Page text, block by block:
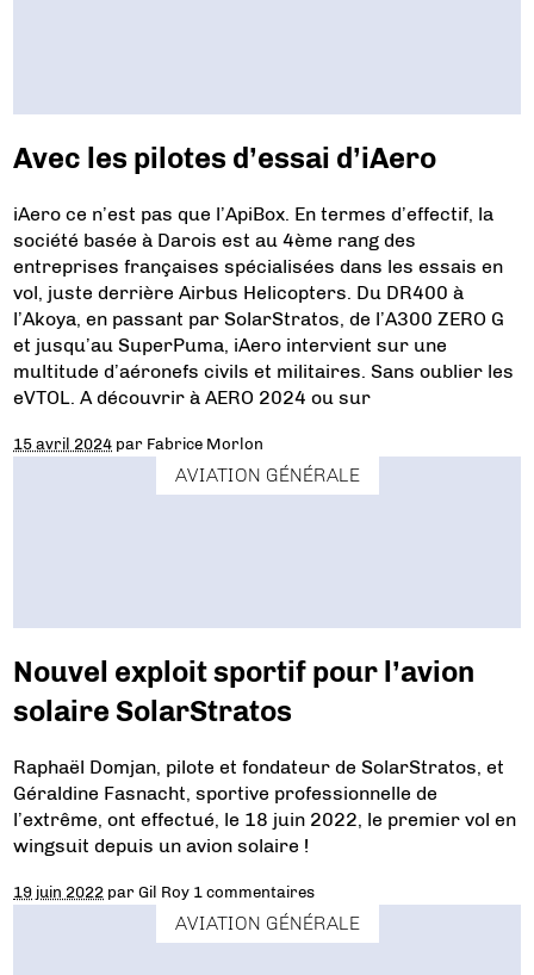
Avec les pilotes d’essai d’iAero
iAero ce n’est pas que l’ApiBox. En termes d’effectif, la
société basée à Darois est au 4ème rang des
entreprises françaises spécialisées dans les essais en
vol, juste derrière Airbus Helicopters. Du DR400 à
l’Akoya, en passant par SolarStratos, de l’A300 ZERO G
et jusqu’au SuperPuma, iAero intervient sur une
multitude d’aéronefs civils et militaires. Sans oublier les
eVTOL. A découvrir à AERO 2024 ou sur
15 avril 2024 par Fabrice Morlon
AVIATION GÉNÉRALE
Nouvel exploit sportif pour l’avion
solaire SolarStratos
Raphaël Domjan, pilote et fondateur de SolarStratos, et
Géraldine Fasnacht, sportive professionnelle de
l’extrême, ont effectué, le 18 juin 2022, le premier vol en
wingsuit depuis un avion solaire !
19 juin 2022 parGil Roy 1 commentaires
AVIATION GÉNÉRALE